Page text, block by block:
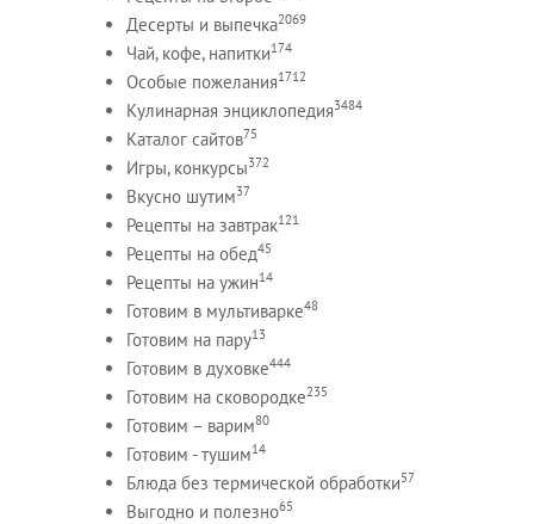
Десерты и выпечка2069
Чай, кофе, напитки174
Особые пожелания1712
Кулинарная энциклопедия3484
Каталог сайтов75
Игры, конкурсы372
Вкусно шутим37
Рецепты на завтрак121
Рецепты на обед45
Рецепты на ужин14
Готовим в мультиварке48
Готовим на пару13
Готовим в духовке444
Готовим на сковородке235
Готовим – варим80
Готовим - тушим14
Блюда без термической обработки57
Выгодно и полезно65